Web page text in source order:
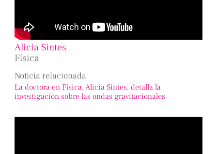
Alicia Sintes
Física
Noticia relacionada
La doctora en Física, Alicia Sintes, detalla la
investigación sobre las ondas gravitacionales